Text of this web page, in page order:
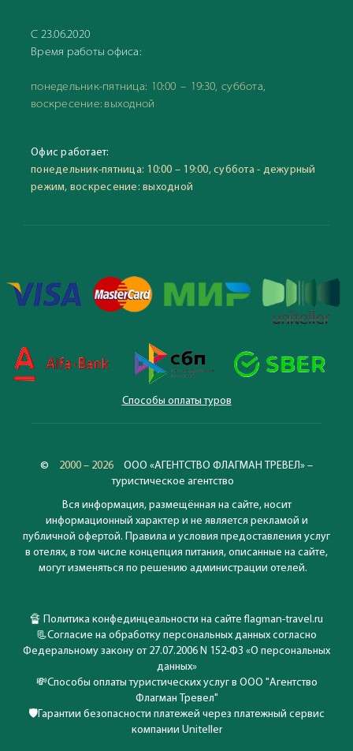
С 23.06.2020
Время работы офиса:
понедельник-пятница: 10:00 – 19:30, суббота,
воскресение: выходной
Офис работает:
понедельник-пятница: 10:00 – 19:00, суббота - дежурный
режим, воскресение: выходной
Способы оплаты туров
© 2000 – 2026
ООО «АГЕНТСТВО ФЛАГМАН ТРЕВЕЛ» –
туристическое агентство
Вся информация, размещённая на сайте, носит
информационный характер и не является рекламой и
публичной офертой. Правила и условия предоставления услуг
в отелях, в том числе концепция питания, описанные на сайте,
могут изменяться по решению администрации отелей.
🔏 Политика конфединцеальности на сайте flagman-travel.ru
📃Согласие на обработку персональных данных согласно
Федеральному закону от 27.07.2006 N 152-ФЗ «О персональных
данных»
💸Способы оплаты туристических услуг в ООО "Агентство
Флагман Тревел"
🛡️Гарантии безопасности платежей через платежный сервис
компании Uniteller